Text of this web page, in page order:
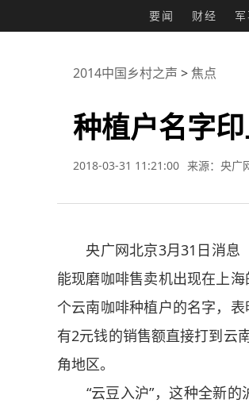
要闻 财经
2014中国乡村之声 >焦点
种植户名字
2018-03-31 11:21:00 来源：央广
央广网北京3月31日消息（
能现磨咖啡售卖机出现在上
个云南咖啡种植户的名字，
有2元钱的销售额直接打到云
角地区。
“云豆入沪”，这种全新的